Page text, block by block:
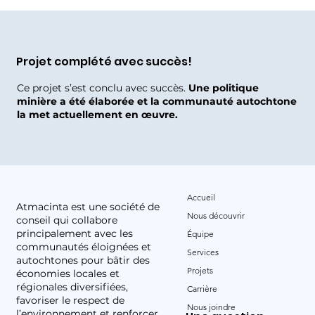
Projet complété avec succès!
Ce projet s’est conclu avec succès. Une politique
minière a été élaborée et la communauté autochtone
la met actuellement en œuvre.
Accueil
Nous découvrir
Équipe
Services
Projets
Carrière
Nous joindre
Atmacinta est une société de
conseil qui collabore
principalement avec les
communautés éloignées et
autochtones pour bâtir des
économies locales et
régionales diversifiées,
favoriser le respect de